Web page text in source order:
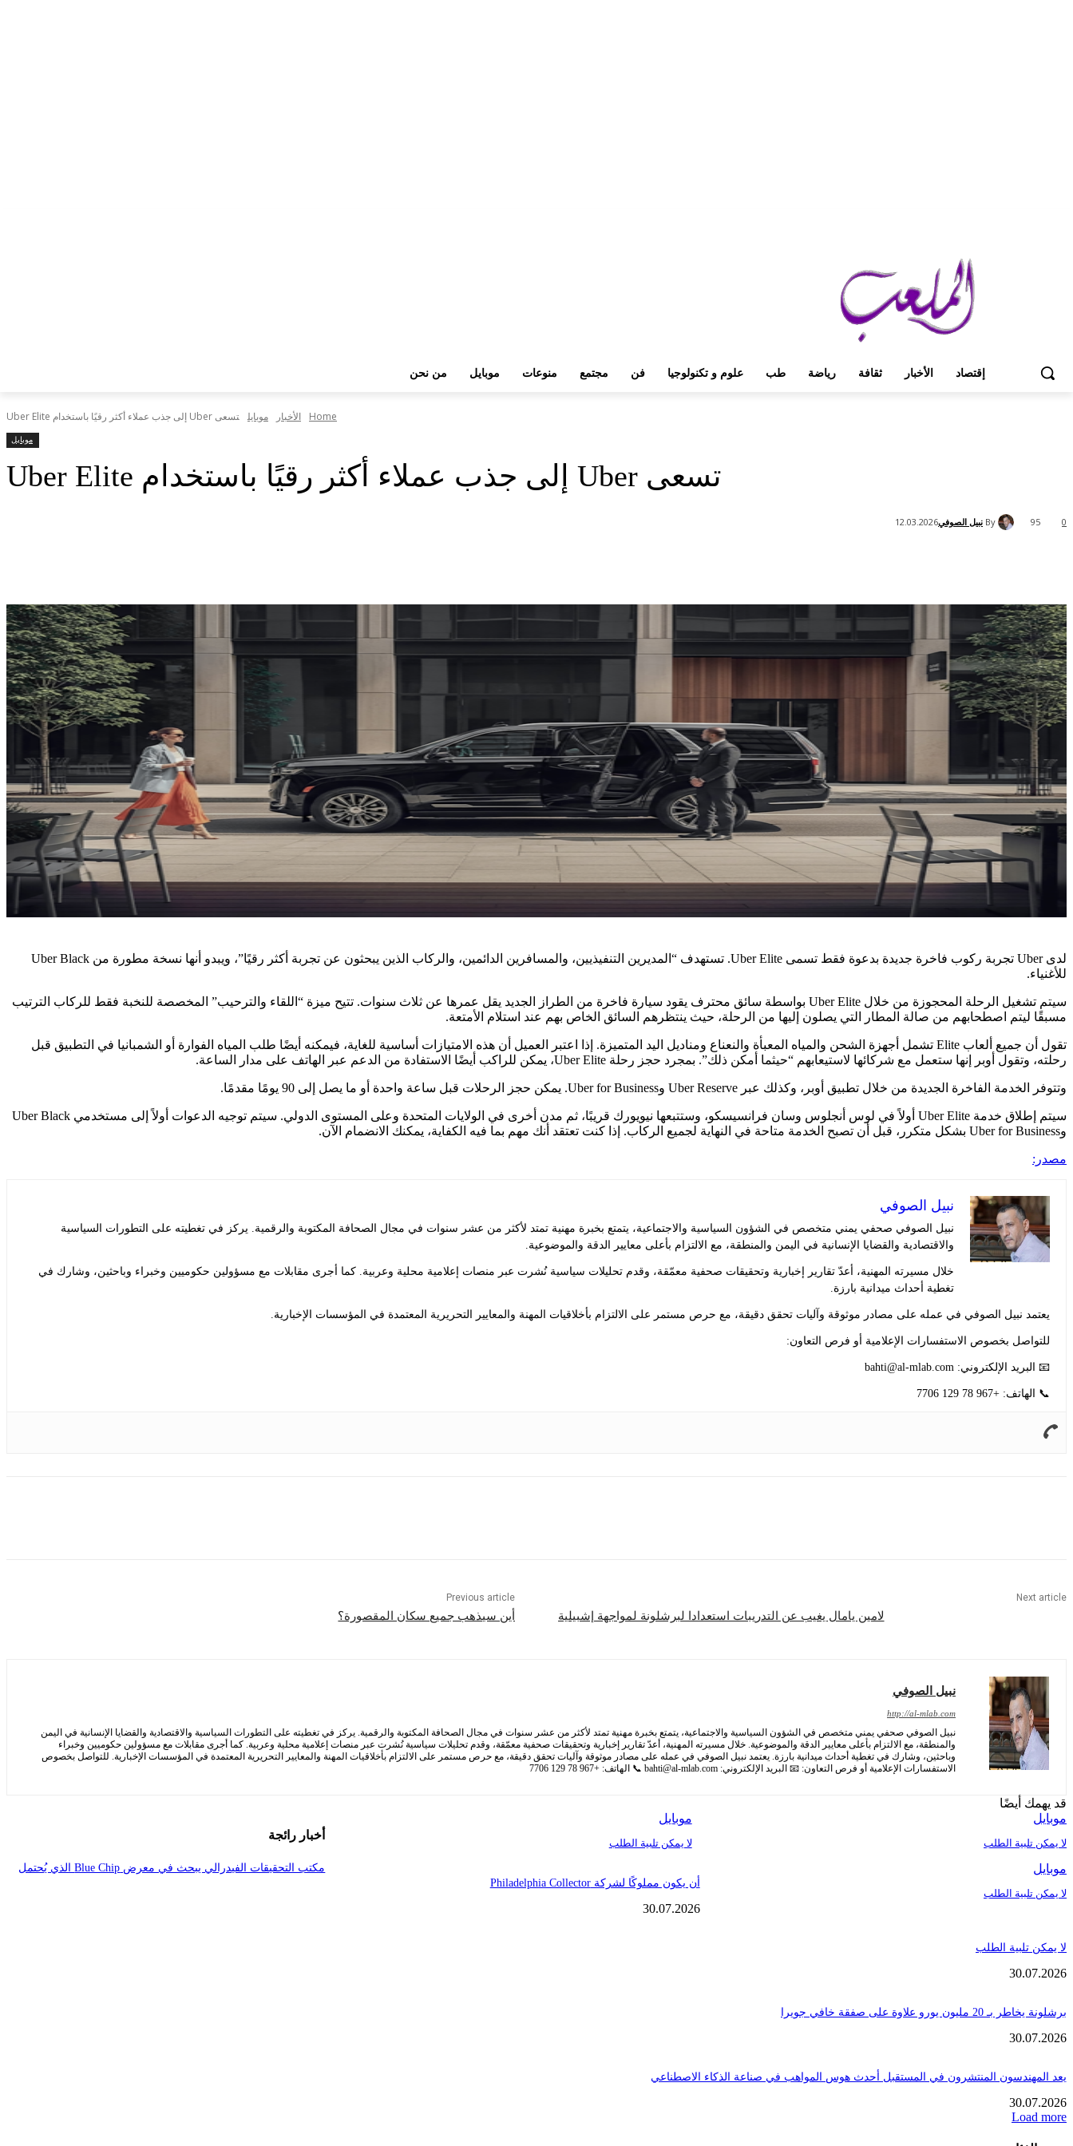
إقتصاد الأخبار ثقافة رياضة طب علوم و تكنولوجيا فن مجتمع منوعات موبايل من نحن
Home الأخبار موبايل تسعى Uber إلى جذب عملاء أكثر رقيًا باستخدام Uber Elite
موبايل
تسعى Uber إلى جذب عملاء أكثر رقيًا باستخدام Uber Elite
By نبيل الصوفي12.03.2026 0
95
لدى Uber تجربة ركوب فاخرة جديدة بدعوة فقط تسمى Uber Elite. تستهدف “المديرين التنفيذيين، والمسافرين الدائمين، والركاب الذين يبحثون عن تجربة أكثر رقيًا”، ويبدو أنها نسخة مطورة من Uber Black
للأغنياء.
سيتم تشغيل الرحلة المحجوزة من خلال Uber Elite بواسطة سائق محترف يقود سيارة فاخرة من الطراز الجديد يقل عمرها عن ثلاث سنوات. تتيح ميزة “اللقاء والترحيب” المخصصة للنخبة فقط للركاب الترتيب
مسبقًا ليتم اصطحابهم من صالة المطار التي يصلون إليها من الرحلة، حيث ينتظرهم السائق الخاص بهم عند استلام الأمتعة.
تقول أن جميع ألعاب Elite تشمل أجهزة الشحن والمياه المعبأة والنعناع ومناديل اليد المتميزة. إذا اعتبر العميل أن هذه الامتيازات أساسية للغاية، فيمكنه أيضًا طلب المياه الفوارة أو الشمبانيا في التطبيق قبل
رحلته، وتقول أوبر إنها ستعمل مع شركائها لاستيعابهم “حيثما أمكن ذلك”. بمجرد حجز رحلة Uber Elite، يمكن للراكب أيضًا الاستفادة من الدعم عبر الهاتف على مدار الساعة.
وتتوفر الخدمة الفاخرة الجديدة من خلال تطبيق أوبر، وكذلك عبر Uber Reserve وUber for Business. يمكن حجز الرحلات قبل ساعة واحدة أو ما يصل إلى 90 يومًا مقدمًا.
سيتم إطلاق خدمة Uber Elite أولاً في لوس أنجلوس وسان فرانسيسكو، وستتبعها نيويورك قريبًا، ثم مدن أخرى في الولايات المتحدة وعلى المستوى الدولي. سيتم توجيه الدعوات أولاً إلى مستخدمي Uber Black
وUber for Business بشكل متكرر، قبل أن تصبح الخدمة متاحة في النهاية لجميع الركاب. إذا كنت تعتقد أنك مهم بما فيه الكفاية، يمكنك الانضمام الآن.
مصدر:
نبيل الصوفي
نبيل الصوفي صحفي يمني متخصص في الشؤون السياسية والاجتماعية، يتمتع بخبرة مهنية تمتد لأكثر من عشر سنوات في مجال الصحافة المكتوبة والرقمية. يركز في تغطيته على التطورات السياسية
والاقتصادية والقضايا الإنسانية في اليمن والمنطقة، مع الالتزام بأعلى معايير الدقة والموضوعية.
خلال مسيرته المهنية، أعدّ تقارير إخبارية وتحقيقات صحفية معمّقة، وقدم تحليلات سياسية نُشرت عبر منصات إعلامية محلية وعربية. كما أجرى مقابلات مع مسؤولين حكوميين وخبراء وباحثين، وشارك في
تغطية أحداث ميدانية بارزة.
يعتمد نبيل الصوفي في عمله على مصادر موثوقة وآليات تحقق دقيقة، مع حرص مستمر على الالتزام بأخلاقيات المهنة والمعايير التحريرية المعتمدة في المؤسسات الإخبارية.
للتواصل بخصوص الاستفسارات الإعلامية أو فرص التعاون:
📧 البريد الإلكتروني: bahti@al-mlab.com
📞 الهاتف: +967 78 129 7706
Previous article
أين سيذهب جميع سكان المقصورة؟
Next article
لامين يامال يغيب عن التدريبات استعدادا لبرشلونة لمواجهة إشبيلية
نبيل الصوفي
http://al-mlab.com
نبيل الصوفي صحفي يمني متخصص في الشؤون السياسية والاجتماعية، يتمتع بخبرة مهنية تمتد لأكثر من عشر سنوات في مجال الصحافة المكتوبة والرقمية. يركز في تغطيته على التطورات السياسية والاقتصادية والقضايا الإنسانية في اليمن
والمنطقة، مع الالتزام بأعلى معايير الدقة والموضوعية. خلال مسيرته المهنية، أعدّ تقارير إخبارية وتحقيقات صحفية معمّقة، وقدم تحليلات سياسية نُشرت عبر منصات إعلامية محلية وعربية. كما أجرى مقابلات مع مسؤولين حكوميين وخبراء
وباحثين، وشارك في تغطية أحداث ميدانية بارزة. يعتمد نبيل الصوفي في عمله على مصادر موثوقة وآليات تحقق دقيقة، مع حرص مستمر على الالتزام بأخلاقيات المهنة والمعايير التحريرية المعتمدة في المؤسسات الإخبارية. للتواصل بخصوص
الاستفسارات الإعلامية أو فرص التعاون: 📧 البريد الإلكتروني: bahti@al-mlab.com 📞 الهاتف: +967 78 129 7706
قد يهمك أيضًا
موبايل
لا يمكن تلبية الطلب
موبايل
لا يمكن تلبية الطلب
موبايل
لا يمكن تلبية الطلب
أخبار رائجة
مكتب التحقيقات الفيدرالي يبحث في معرض Blue Chip الذي يُحتمل
أن يكون مملوكًا لشركة Philadelphia Collector
30.07.2026
لا يمكن تلبية الطلب
30.07.2026
برشلونة يخاطر بـ 20 مليون يورو علاوة على صفقة خافي جويرا
30.07.2026
يعد المهندسون المنتشرون في المستقبل أحدث هوس المواهب في صناعة الذكاء الاصطناعي
30.07.2026
Load more